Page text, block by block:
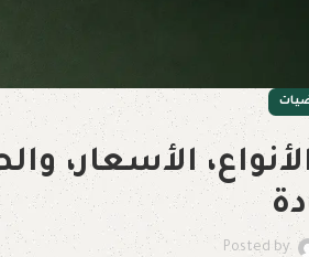
الأسعار،
Posted by